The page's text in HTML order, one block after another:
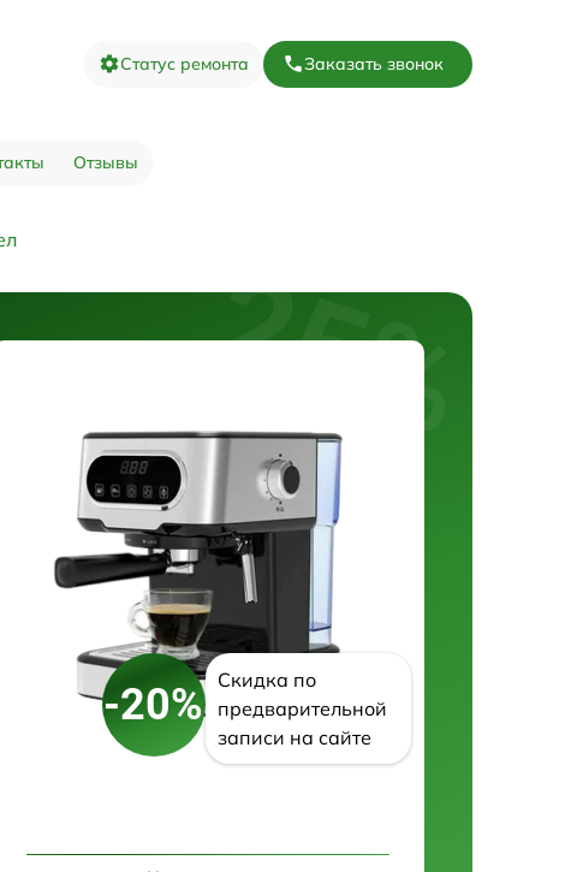
Статус ремонта Заказать звонок
Отзывы
-20%
Скидка по
предварительной
записи на сайте